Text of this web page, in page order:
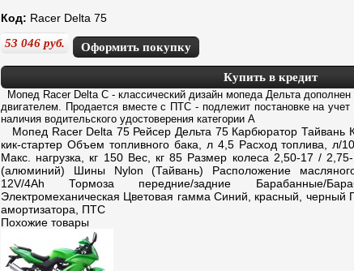
Код: Racer Delta 75
53 046 руб. Оформить покупку
Купить в кредит
Мопед Racer Delta C - классический дизайн мопеда Дельта
двигателем. Продается вместе с ПТС - подлежит постановке на учет
наличия водительского удостоверения категории А
Мопед Racer Delta 75 Рейсер Дельта 75 Карбюратор Тайвань
кик-стартер Объем топливного бака, л 4,5 Расход топлива, л/
Макс. нагрузка, кг 150 Вес, кг 85 Размер колеса 2,50-17 /
(алюминий) Шины Nylon (Тайвань) Расположение
12V/4Ah Тормоза передние/задние Барабанные/
Электромеханическая Цветовая гамма Синий, красный, черный
амортизатора, ПТС
Похожие товары